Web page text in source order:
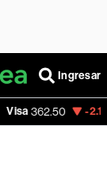
Ingresar
-2.15%